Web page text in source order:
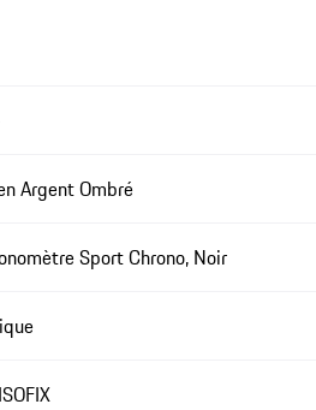
Argent Ombré
Sport Chrono, Noir